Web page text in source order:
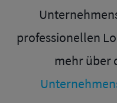
professionellen
mehr über